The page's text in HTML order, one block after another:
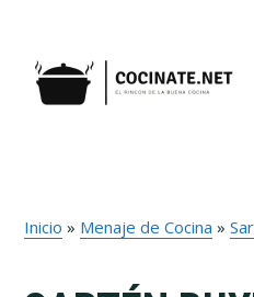
navegación
principal
contenido
principal
barra
Inicio » Menaje de Cocina »